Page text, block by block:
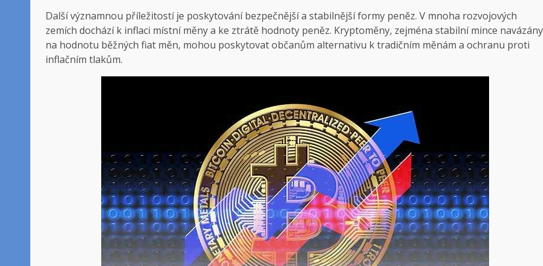
Další významnou příležitostí je poskytování bezpečnější a stabilnější formy peněz. V mnoha rozvojových
zemích dochází k inflaci místní měny a ke ztrátě hodnoty peněz. Kryptoměny, zejména stabilní mince navázány
na hodnotu běžných fiat měn, mohou poskytovat občanům alternativu k tradičním měnám a ochranu proti
inflačním tlakům.